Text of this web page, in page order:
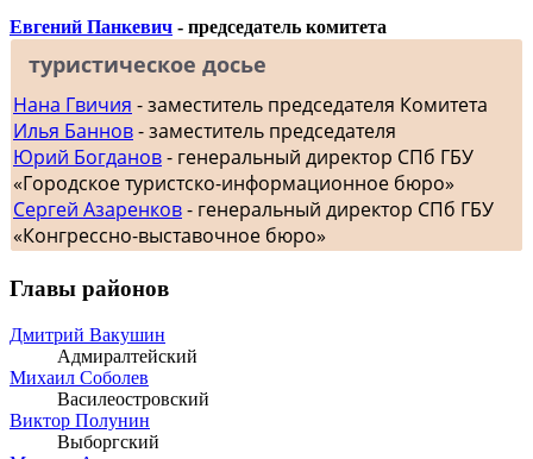
Евгений Панкевич - председатель комитета
туристическое досье
Нана Гвичия - заместитель председателя Комитета
Илья Баннов- заместитель председателя
Юрий Богданов- генеральный директор СПб ГБУ
«Городское туристско-информационное бюро»
Сергей Азаренков- генеральный директор СПб ГБУ
«Конгрессно-выставочное бюро»
Главы районов
Дмитрий Вакушин
Адмиралтейский
Михаил Соболев
Василеостровский
Виктор Полунин
Выборгский